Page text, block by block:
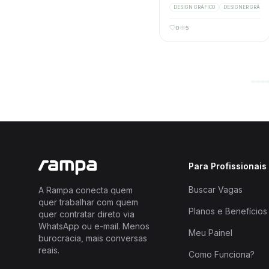
media e arte para impressão e
graphic designer since 2022
DESIGN GRÁFICO DESIGNER GRÁFICA
0 5
A Rampa conecta quem
quer trabalhar com quem
quer contratar direto via
WhatsApp ou e-mail. Menos
burocracia, mais conversas
reais.
Para Profissionais
Buscar Vagas
Planos e Benefícios
Meu Painel
Como Funciona?